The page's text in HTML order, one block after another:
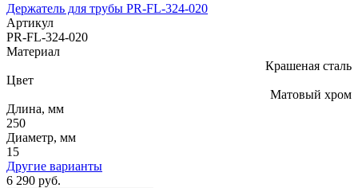
Держатель для трубы PR-FL-324-020
Артикул
PR-FL-324-020
Материал
Крашеная сталь
Цвет
Матовый хром
Длина, мм
250
Диаметр, мм
15
Другие варианты
6 290 руб.